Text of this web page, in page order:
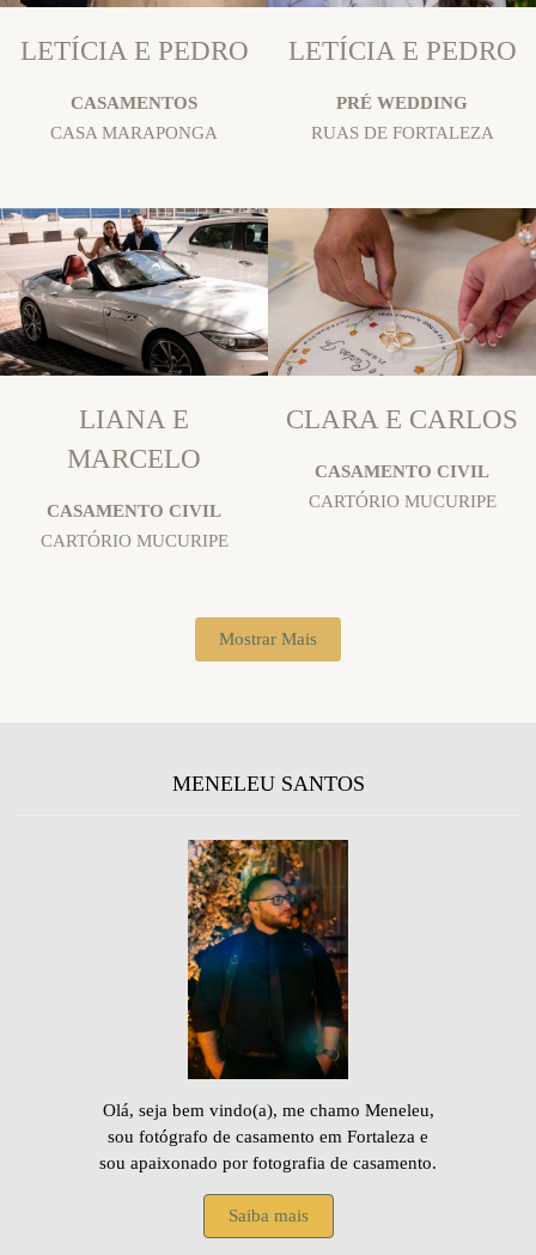
LETÍCIA E PEDRO
CASAMENTOS
CASA MARAPONGA
LETÍCIA E PEDRO
PRÉ WEDDING
RUAS DE FORTALEZA
LIANA E
MARCELO
CASAMENTO CIVIL
CARTÓRIO MUCURIPE
CLARA E CARLOS
CASAMENTO CIVIL
CARTÓRIO MUCURIPE
Mostrar Mais
MENELEU SANTOS
Olá, seja bem vindo(a), me chamo Meneleu,
sou fotógrafo de casamento em Fortaleza e
sou apaixonado por fotografia de casamento.
Saiba mais